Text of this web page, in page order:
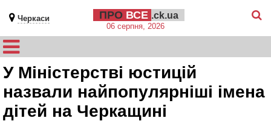
Черкаси ПРО ВСЕ .ck.ua
06 серпня, 2026
У Міністерстві юстицій
назвали найпопулярніші імена
дітей на Черкащині